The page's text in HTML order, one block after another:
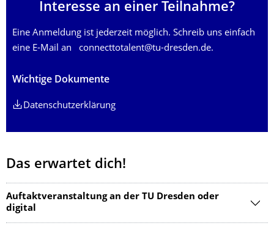
Interesse an einer Teilnahme?
Eine Anmeldung ist jederzeit möglich. Schreib uns einfach
eine E-Mail an
connecttotalent@tu-dresden.de.
Wichtige Dokumente
Datenschutzerklärung
Das erwartet dich!
Auftaktveranstaltung an der TU Dresden oder
digital